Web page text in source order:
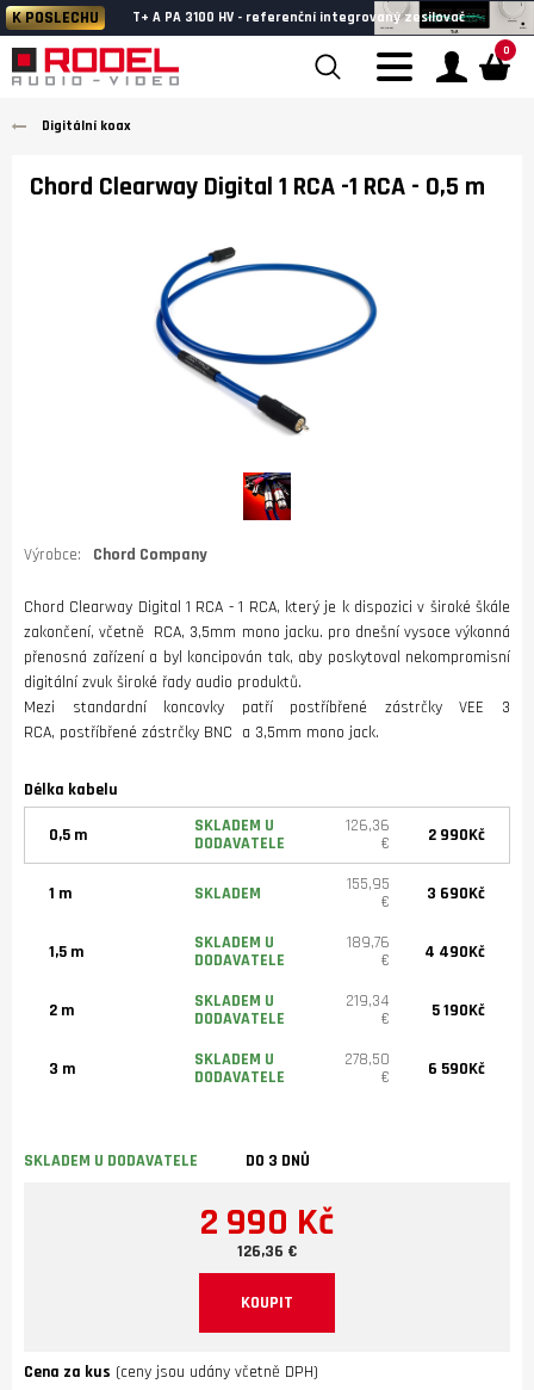
K POSLECHU T+ A PA 3100 HV - referenční integrovaný zesilovač
0
Digitální koax
Chord Clearway Digital 1 RCA -1 RCA - 0,5 m
Výrobce: Chord Company
Chord Clearway Digital 1 RCA - 1 RCA, který je k dispozici v široké škále
zakončení, včetně RCA, 3,5mm mono jacku. pro dnešní vysoce výkonná
přenosná zařízení a byl koncipován tak, aby poskytoval nekompromisní
digitální zvuk široké řady audio produktů.
Mezi standardní koncovky patří postříbřené zástrčky VEE 3
RCA, postříbřené zástrčky BNC a 3,5mm mono jack.
Délka kabelu
0,5 m
SKLADEM U
DODAVATELE
126,36
€
2 990Kč
1 m SKLADEM
155,95
€
3 690Kč
1,5 m
SKLADEM U
DODAVATELE
189,76
€
4 490Kč
2 m
SKLADEM U
DODAVATELE
219,34
€
5 190Kč
3 m
SKLADEM U
DODAVATELE
278,50
€
6 590Kč
SKLADEM U DODAVATELE DO 3 DNŮ
2 990 Kč
126,36 €
KOUPIT
Cena za kus (ceny jsou udány včetně DPH)